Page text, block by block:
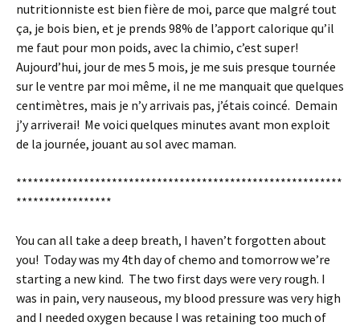
nutritionniste est bien fière de moi, parce que malgré tout
ça, je bois bien, et je prends 98% de l’apport calorique qu’il
me faut pour mon poids, avec la chimio, c’est super!
Aujourd’hui, jour de mes 5 mois, je me suis presque tournée
sur le ventre par moi même, il ne me manquait que quelques
centimètres, mais je n’y arrivais pas, j’étais coincé. Demain
j’y arriverai! Me voici quelques minutes avant mon exploit
de la journée, jouant au sol avec maman.
**********************************************************
*****************
You can all take a deep breath, I haven’t forgotten about
you! Today was my 4th day of chemo and tomorrow we’re
starting a new kind. The two first days were very rough. I
was in pain, very nauseous, my blood pressure was very high
and I needed oxygen because I was retaining too much of